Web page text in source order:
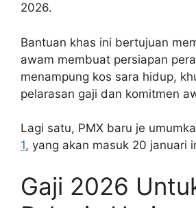
2026.
Bantuan khas ini bertujuan
awam membuat persiapan
menampung kos sara hidup,
pelarasan gaji dan komitmen
Lagi satu, PMX baru je
1, yang akan masuk 20 januari
Gaji 2026